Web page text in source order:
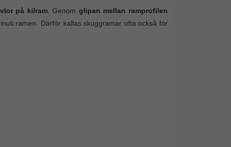
på kilram. Genom glipan mellan ramprofilen
ramen. Därför kallas skuggramar ofta också för